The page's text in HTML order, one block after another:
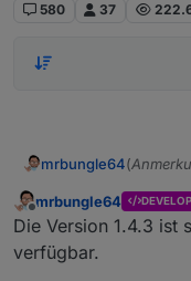
580
37
mrbungle64(
Hallo
Offline
mrbungle64
Die Version 1.4.3 ist
verfügbar.